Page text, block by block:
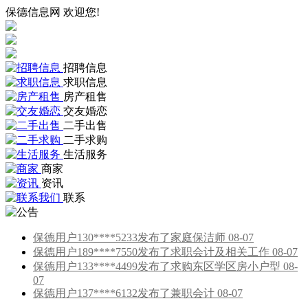
保德信息网 欢迎您!
招聘信息
求职信息
房产租售
交友婚恋
二手出售
二手求购
生活服务
商家
资讯
联系
保德用户130****5233发布了家庭保洁师 08-07
保德用户189****7550发布了求职会计及相关工作 08-07
保德用户133****4499发布了求购东区学区房小户型 08-
07
保德用户137****6132发布了兼职会计 08-07